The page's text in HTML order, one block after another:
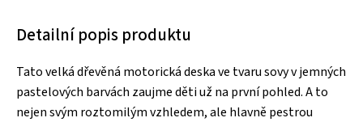
Detailní popis produktu
Tato velká dřevěná motorická deska ve tvaru sovy v jemných
pastelových barvách zaujme děti už na první pohled. A to
nejen svým roztomilým vzhledem, ale hlavně pestrou